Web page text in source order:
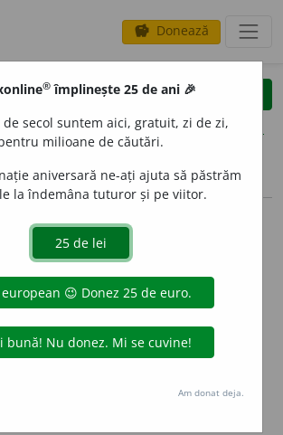
savings Donează
opțiuni
nu există.
expatrieri - Cazul Lazăr Șăineanu
® împlinește 25 de ani 🎉
secol suntem aici, gratuit, zi de zi,
milioane de căutări.
aniversară ne-ați ajuta să păstrăm
la îndemâna tuturor și pe viitor.
Am donat deja.